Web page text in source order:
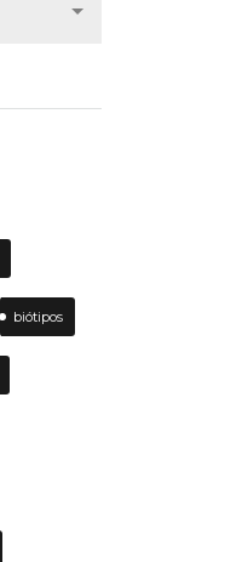
biótipos